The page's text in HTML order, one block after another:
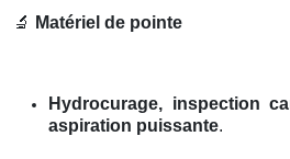
🔬 Matériel de pointe
Hydrocurage, inspection
aspiration puissante.